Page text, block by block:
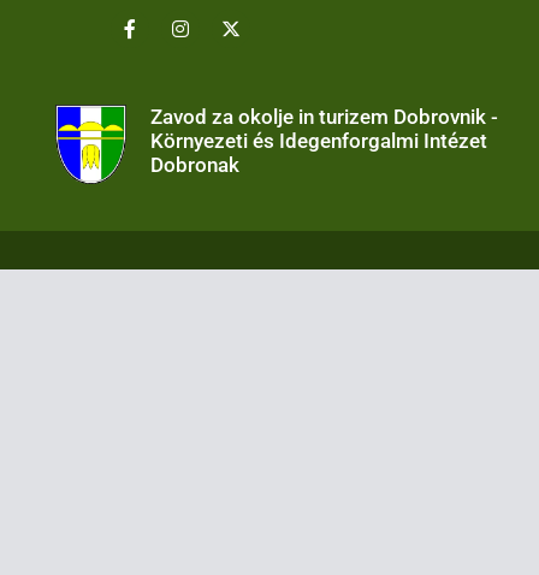
Zavod za okolje in turizem Dobrovnik -
Környezeti és Idegenforgalmi Intézet
Dobronak